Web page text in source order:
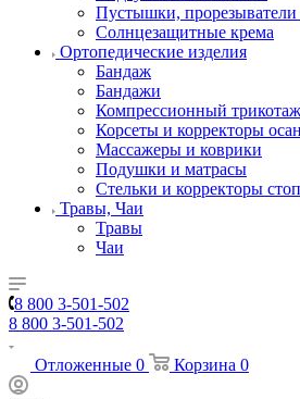
Пустышки,
Солнцезащитные крема
Ортопедические изделия
Бандаж
Бандажи
Компрессионный трикотаж
Корсеты и корректоры
Массажеры и коврики
Подушки и матрасы
Стельки и корректоры
Травы, Чаи
Травы
Чаи
8 800 3-501-502
8 800 3-501-502
Отложенные 0 Корзина 0